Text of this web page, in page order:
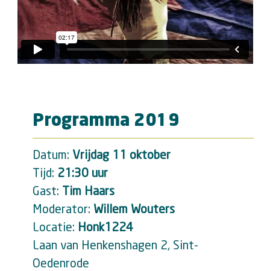
Programma 2019
Datum: Vrijdag 11 oktober
Tijd: 21:30 uur
Gast: Tim Haars
Moderator: Willem Wouters
Locatie: Honk1224
Laan van Henkenshagen 2, Sint-
Oedenrode